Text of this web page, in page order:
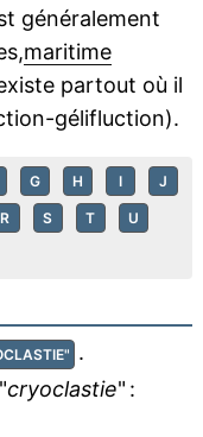
généralement
maritime
partout où il
gélifluction).
G H I J
R S T U
.
cryoclastie" :